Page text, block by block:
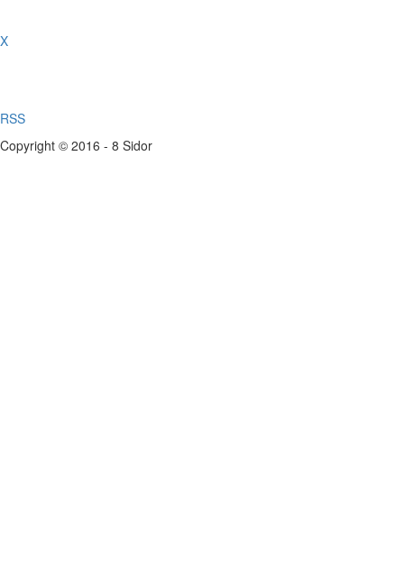
X
RSS
Copyright © 2016 - 8 Sidor